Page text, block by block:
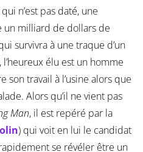
n’est pas daté, une
un milliard de dollars de
survivra à une traque d’un
élu est un homme
travail à l’usine alors que
Alors qu’il ne vient pas
Man, il est repéré par la
) qui voit en lui le candidat
se révéler être un